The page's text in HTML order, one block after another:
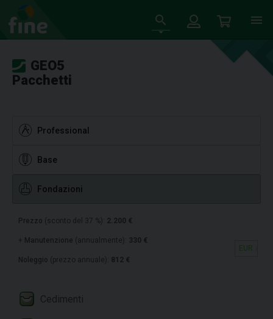
GEO5
Pacchetti
Professional
Base
Fondazioni
Prezzo (sconto del 37 %): 2.200 €
+ Manutenzione (annualmente): 330 €
Noleggio (prezzo annuale): 812 €
EUR
Cedimenti